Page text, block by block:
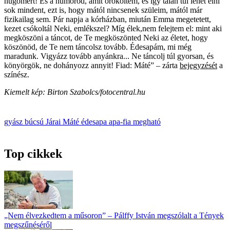
sok mindent, ezt is, hogy mától nincsenek szüleim, mától már
fizikailag sem. Pár napja a kórházban, miután Emma megetetett,
kezet csókoltál Neki, emlékszel? Míg élek,nem felejtem el: mint aki
megköszöni a táncot, de Te megköszönted Neki az életet, hogy
köszönöd, de Te nem táncolsz tovább. Édesapám, mi még
maradunk. Vigyázz tovább anyánkra... Ne táncolj túl gyorsan, és
könyörgök, ne dohányozz annyit! Fiad: Máté” – zárta bejegyzését a
színész.
Kiemelt kép: Birton Szabolcs/fotocentral.hu
gyász búcsú Járai Máté édesapa apa-fia megható
Top cikkek
„Nem élvezkedtem a műsoron” – Pálffy István megszólalt a Tények
megszűnéséről